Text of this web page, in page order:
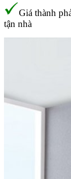
Giá thành
tận nhà